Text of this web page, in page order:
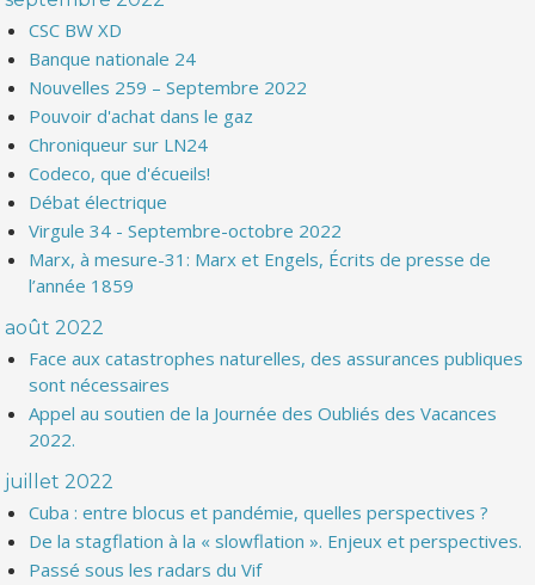
CSC BW XD
Banque nationale 24
Nouvelles 259 – Septembre 2022
Pouvoir d'achat dans le gaz
Chroniqueur sur LN24
Codeco, que d'écueils!
Débat électrique
Virgule 34 - Septembre-octobre 2022
Marx, à mesure-31: Marx et Engels, Écrits de presse de
l’année 1859
août 2022
Face aux catastrophes naturelles, des assurances publiques
sont nécessaires
Appel au soutien de la Journée des Oubliés des Vacances
2022.
juillet 2022
Cuba : entre blocus et pandémie, quelles perspectives ?
De la stagflation à la « slowflation ». Enjeux et perspectives.
Passé sous les radars du Vif